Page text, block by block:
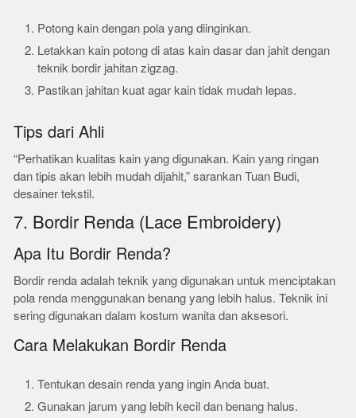
Potong kain dengan pola yang diinginkan.
Letakkan kain potong di atas kain dasar dan jahit dengan
teknik bordir jahitan zigzag.
Pastikan jahitan kuat agar kain tidak mudah lepas.
Tips dari Ahli
“Perhatikan kualitas kain yang digunakan. Kain yang ringan
dan tipis akan lebih mudah dijahit,” sarankan Tuan Budi,
desainer tekstil.
7. Bordir Renda (Lace Embroidery)
Apa Itu Bordir Renda?
Bordir renda adalah teknik yang digunakan untuk menciptakan
pola renda menggunakan benang yang lebih halus. Teknik ini
sering digunakan dalam kostum wanita dan aksesori.
Cara Melakukan Bordir Renda
Tentukan desain renda yang ingin Anda buat.
Gunakan jarum yang lebih kecil dan benang halus.